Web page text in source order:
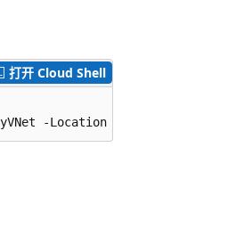
打开 Cloud Shell